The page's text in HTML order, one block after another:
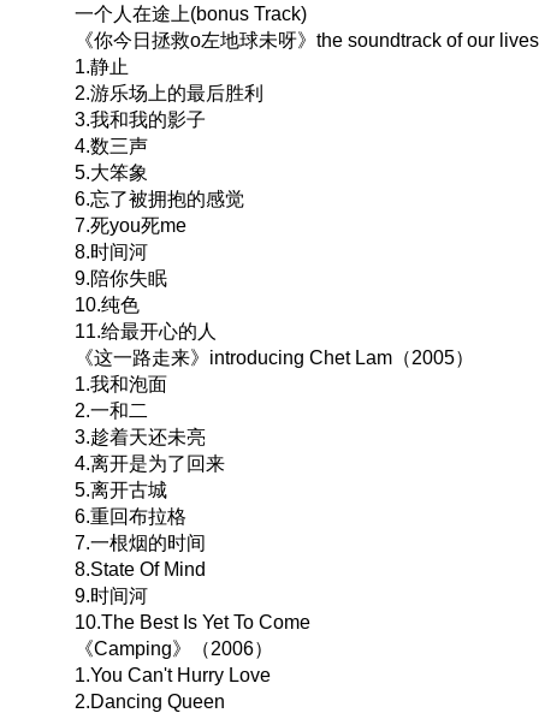
一个人在途上(bonus Track)
《你今日拯救o左地球未呀》the soundtrack of our
1.静止
2.游乐场上的最后胜利
3.我和我的影子
4.数三声
5.大笨象
6.忘了被拥抱的感觉
7.死you死me
8.时间河
9.陪你失眠
10.纯色
11.给最开心的人
《这一路走来》introducing Chet Lam（2005）
1.我和泡面
2.一和二
3.趁着天还未亮
4.离开是为了回来
5.离开古城
6.重回布拉格
7.一根烟的时间
8.State Of Mind
9.时间河
10.The Best Is Yet To Come
《Camping》（2006）
1.You Can't Hurry Love
2.Dancing Queen